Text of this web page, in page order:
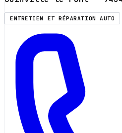
ENTRETIEN ET RÉPARATION AUTO